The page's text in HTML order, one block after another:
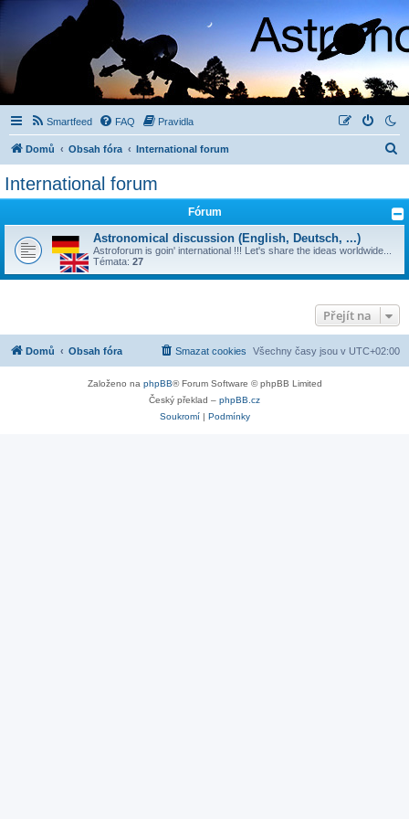
Smartfeed FAQ Pravidla
Domů Obsah fóra International forum
d
International forum
Fórum
Astronomical discussion (English, Deutsch, ...)
Astroforum is goin' international !!! Let's share the ideas worldwide...
Témata: 27
Přejít na
Domů Obsah fóra Všechny časy jsou v UTC+02:00
Smazat cookies
Založeno na phpBB® Forum Software © phpBB Limited
Český překlad – phpBB.cz
Soukromí| Podmínky